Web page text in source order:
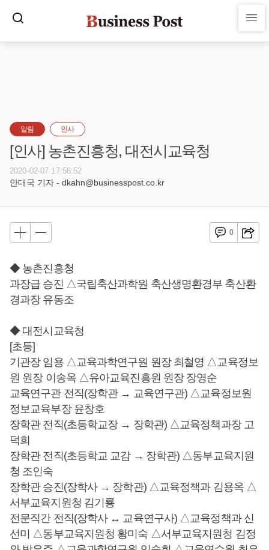
알림 인사
[인사] 농촌진흥청, 대전시교육청
2020-02-07 17:56:52
안대국 기자 - dkahn@businesspost.co.kr
0
◆ 농촌진흥청
과장급 승진 △국립축산과학원 축산생명환경부 축산환
경과장 유동조
◆ 대전시교육청
[초등]
기관장 임용 △교육과학연구원 원장 최철영 △교육정보
원 원장 이송옥 △유아교육진흥원 원장 장영순
교육연구관 전직(장학관 → 교육연구관) △교육정보원
정보교육부장 윤창호
장학관 전직(초등학교장 → 장학관) △교육정책과장 고
덕희
장학관 전직(초등학교 교감 → 장학관) △동부교육지원
청 조인숙
장학관 승진(장학사 → 장학관) △교육정책과 김용옥 △
서부교육지원청 김기룡
전문직간 전직(장학사 ↔ 교육연구사) △교육정책과 신
선미 △동부교육지원청 황미숙 △서부교육지원청 김정